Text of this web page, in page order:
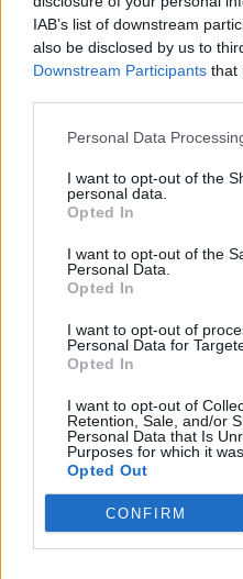
IAB’s list of downstream
also be disclosed by us to
Downstream Participants that
Personal Data
I want to opt-out of the
personal data.
Opted In
I want to opt-out of the
Personal Data.
Opted In
I want to opt-out of
Personal Data for
Opted In
I want to opt-out of
Retention, Sale, and/or
Personal Data that Is
Purposes for which it
Opted Out
CONFIRM
DOWNLOAD QR 🠋
Condividi:
WhatsApp
Stampa
Correlati